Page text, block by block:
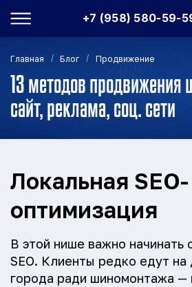
+7 (958) 580-59-
Главная / Блог / Продвижение
13 методов продвижения
сайт, реклама, соц. сети
Локальная SEO-
оптимизация
В этой нише важно начинать
SEO. Клиенты редко едут на
города ради шиномонтажа —